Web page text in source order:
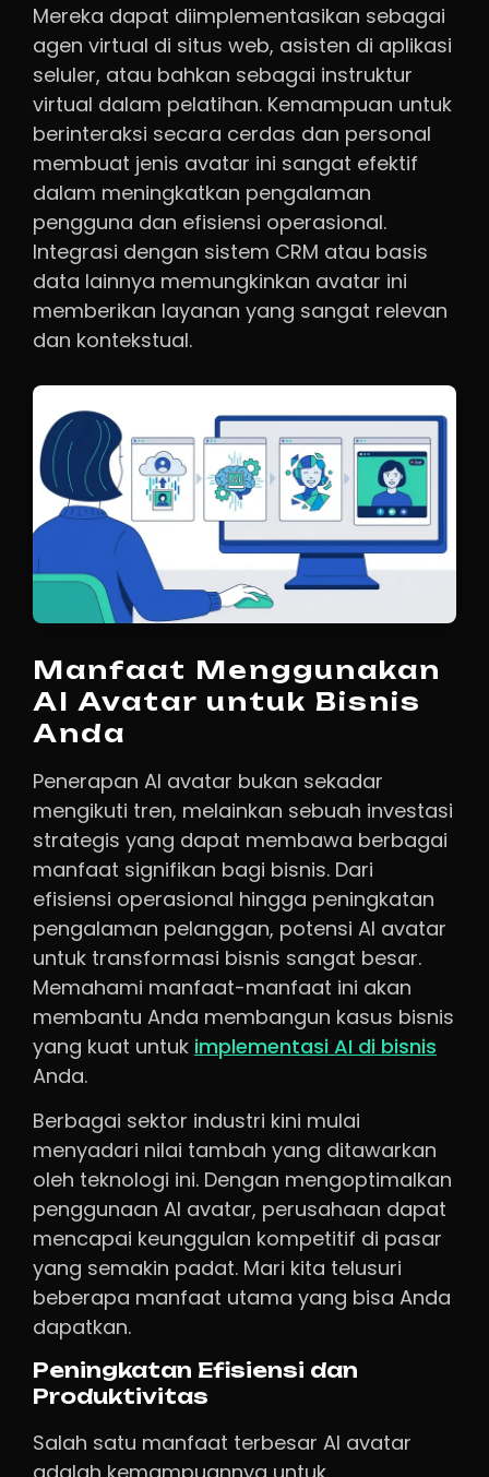
Mereka dapat diimplementasikan sebagai
agen virtual di situs web, asisten di aplikasi
seluler, atau bahkan sebagai instruktur
virtual dalam pelatihan. Kemampuan untuk
berinteraksi secara cerdas dan personal
membuat jenis avatar ini sangat efektif
dalam meningkatkan pengalaman
pengguna dan efisiensi operasional.
Integrasi dengan sistem CRM atau basis
data lainnya memungkinkan avatar ini
memberikan layanan yang sangat relevan
dan kontekstual.
Manfaat Menggunakan
AI Avatar untuk Bisnis
Anda
Penerapan AI avatar bukan sekadar
mengikuti tren, melainkan sebuah investasi
strategis yang dapat membawa berbagai
manfaat signifikan bagi bisnis. Dari
efisiensi operasional hingga peningkatan
pengalaman pelanggan, potensi AI avatar
untuk transformasi bisnis sangat besar.
Memahami manfaat-manfaat ini akan
membantu Anda membangun kasus bisnis
yang kuat untuk implementasi AI di bisnis
Anda.
Berbagai sektor industri kini mulai
menyadari nilai tambah yang ditawarkan
oleh teknologi ini. Dengan mengoptimalkan
penggunaan AI avatar, perusahaan dapat
mencapai keunggulan kompetitif di pasar
yang semakin padat. Mari kita telusuri
beberapa manfaat utama yang bisa Anda
dapatkan.
Peningkatan Efisiensi dan
Produktivitas
Salah satu manfaat terbesar AI avatar